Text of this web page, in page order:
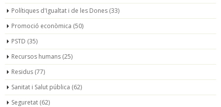
Polítiques d'Igualtat i de les Dones (33)
Promoció econòmica (50)
PSTD (35)
Recursos humans (25)
Residus (77)
Sanitat i Salut pública (62)
Seguretat (62)